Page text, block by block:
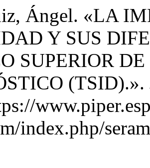
Ángel. «LA
Y SUS
SUPERIOR
(TSID).».
index.php/